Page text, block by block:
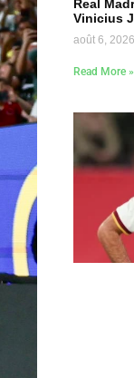
Real
Vinicius
août 6, 2026
Read More »